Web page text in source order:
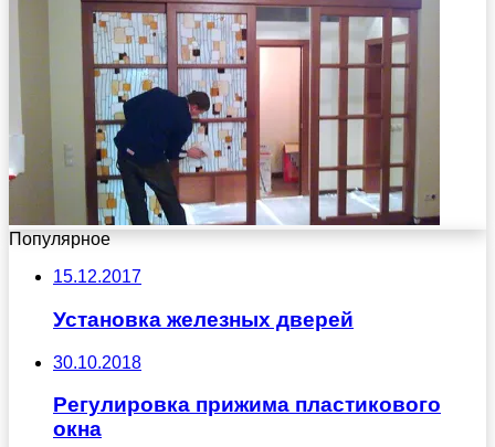
Популярное
15.12.2017
Установка железных дверей
30.10.2018
Регулировка прижима пластикового
окна